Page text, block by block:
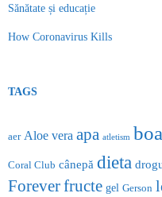
Sănătate și educație
How Coronavirus Kills
TAGS
aer Aloe vera apa atletism
Coral Club cânepă dieta
Foreverfructe gel Gerson